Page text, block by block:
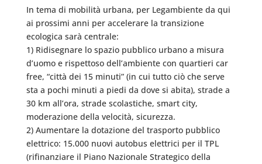
In tema di mobilità urbana, per Legambiente da qui
ai prossimi anni per accelerare la transizione
ecologica sarà centrale:
1) Ridisegnare lo spazio pubblico urbano a misura
d’uomo e rispettoso dell’ambiente con quartieri car
free, “città dei 15 minuti” (in cui tutto ciò che serve
sta a pochi minuti a piedi da dove si abita), strade a
30 km all’ora, strade scolastiche, smart city,
moderazione della velocità, sicurezza.
2) Aumentare la dotazione del trasporto pubblico
elettrico: 15.000 nuovi autobus elettrici per il TPL
(rifinanziare il Piano Nazionale Strategico della